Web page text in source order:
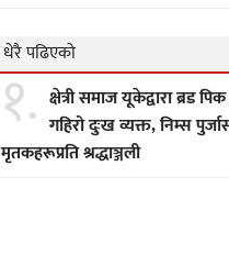
धेरै पढिएको
१. क्षेत्री समाज यूकेद्वारा ब्रड पिक
गहिरो दुःख व्यक्त, निम्स
मृतकहरूप्रति श्रद्धाञ्जली